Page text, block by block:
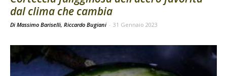
dal clima che cambia
Di Massimo Bariselli, Riccardo Bugiani - 31 Gennaio 2023